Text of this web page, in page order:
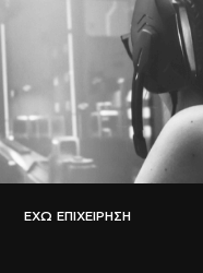
ΈΧΩ ΕΠΙΧΕΊΡΗΣΗ